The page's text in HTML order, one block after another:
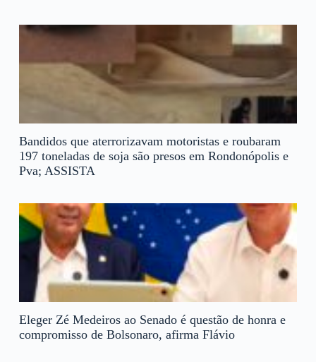
Bandidos que aterrorizavam motoristas e roubaram
197 toneladas de soja são presos em Rondonópolis e
Pva; ASSISTA
Eleger Zé Medeiros ao Senado é questão de honra e
compromisso de Bolsonaro, afirma Flávio